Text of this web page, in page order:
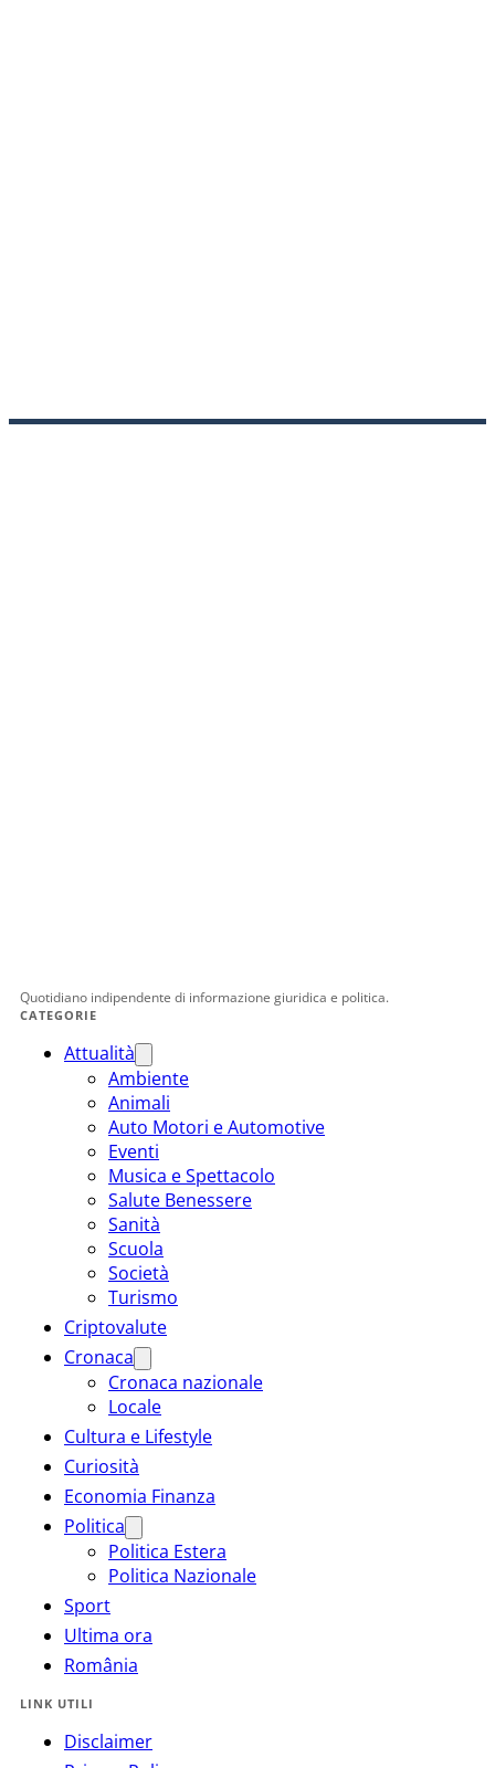
Quotidiano indipendente di informazione giuridica e politica.
CATEGORIE
Attualità
Ambiente
Animali
Auto Motori e Automotive
Eventi
Musica e Spettacolo
Salute Benessere
Sanità
Scuola
Società
Turismo
Criptovalute
Cronaca
Cronaca nazionale
Locale
Cultura e Lifestyle
Curiosità
Economia Finanza
Politica
Politica Estera
Politica Nazionale
Sport
Ultima ora
România
LINK UTILI
Disclaimer